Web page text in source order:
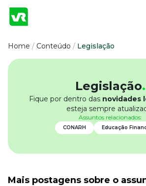
Conteúdo
Todas as categorias
Confira nossos conteúdos
Empreendedorismo
Impulsione o seu negócio
Home / Conteúdo / Legislação
Legislação.
Fique por dentro das novidades
esteja sempre
Assuntos relacionados:
CONARH Educação
Mais postagens sobre o